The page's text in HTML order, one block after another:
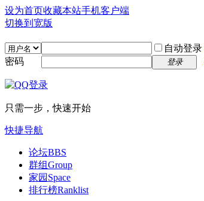
设为首页收藏本站手机客户端
切换到宽版
自动登录
密码
登录
只需一步，快速开始
快捷导航
论坛BBS
群组Group
家园 Space
排行榜Ranklist